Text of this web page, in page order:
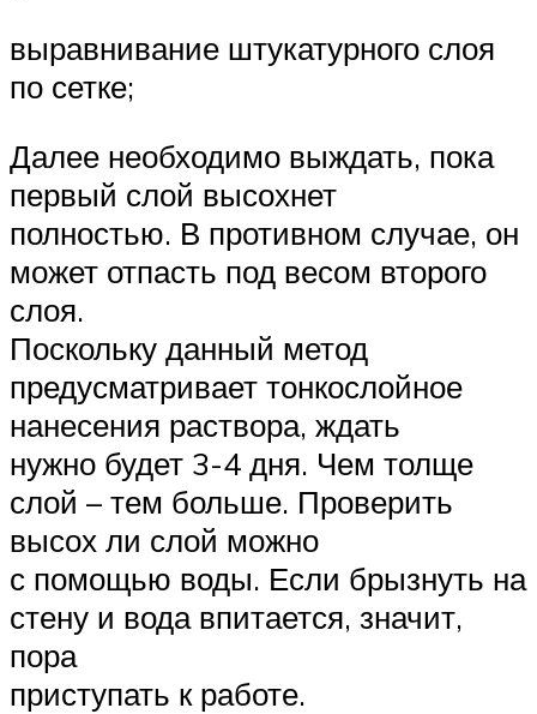
выравнивание штукатурного слоя
по сетке;
Далее необходимо выждать, пока
первый слой высохнет
полностью. В противном случае, он
может отпасть под весом второго
слоя.
Поскольку данный метод
предусматривает тонкослойное
нанесения раствора, ждать
нужно будет 3-4 дня. Чем толще
слой – тем больше. Проверить
высох ли слой можно
с помощью воды. Если брызнуть на
стену и вода впитается, значит,
пора
приступать к работе.